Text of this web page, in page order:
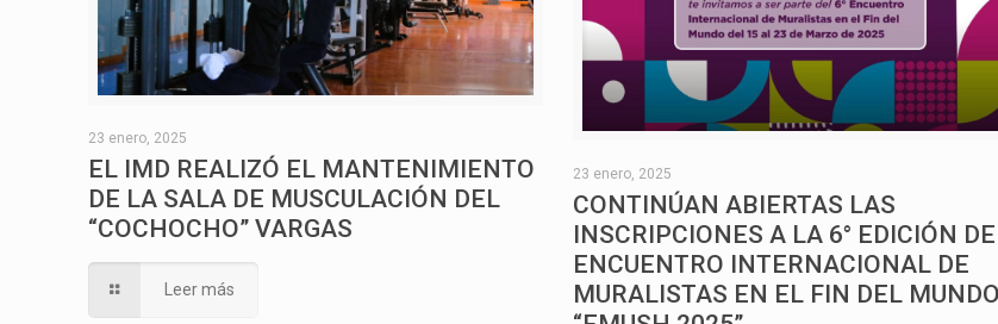
23 enero, 2025
EL IMD REALIZÓ EL MANTENIMIENTO
DE LA SALA DE MUSCULACIÓN DEL
“COCHOCHO” VARGAS
Leer más
23 enero, 2025
CONTINÚAN ABIERTAS LAS
INSCRIPCIONES A LA 6° EDICIÓN
ENCUENTRO INTERNACIONAL DE
MURALISTAS EN EL FIN DEL MUNDO